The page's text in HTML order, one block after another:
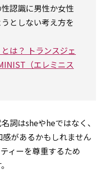
認識に男性か女性
としない考え方を
は？ トランスジェ
（エレミニス
詞はsheやheではなく、
があるかもしれません
ィーを尊重するため